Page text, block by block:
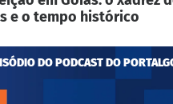
e o tempo histórico
DO PODCAST DO